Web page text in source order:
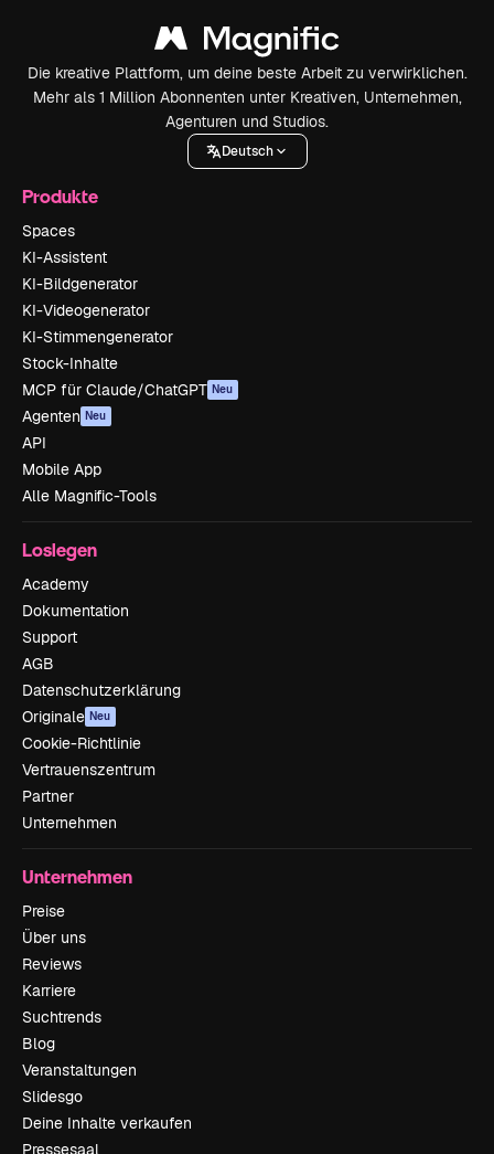
Die kreative Plattform, um deine beste Arbeit zu verwirklichen.
Mehr als 1 Million Abonnenten unter Kreativen, Unternehmen,
Agenturen und Studios.
Deutsch
Produkte
Spaces
KI-Assistent
KI-Bildgenerator
KI-Videogenerator
KI-Stimmengenerator
Stock-Inhalte
MCP für Claude/ChatGPT Neu
Agenten Neu
API
Mobile App
Alle Magnific-Tools
Loslegen
Academy
Dokumentation
Support
AGB
Datenschutzerklärung
Originale Neu
Cookie-Richtlinie
Vertrauenszentrum
Partner
Unternehmen
Unternehmen
Preise
Über uns
Reviews
Karriere
Suchtrends
Blog
Veranstaltungen
Slidesgo
Deine Inhalte verkaufen
Pressesaal